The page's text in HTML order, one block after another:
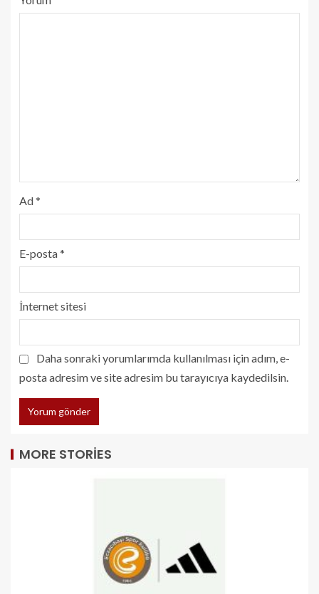
Ad*
E-posta*
İnternet sitesi
Daha sonraki yorumlarımda kullanılması için adım, e-
posta adresim ve site adresim bu tarayıcıya kaydedilsin.
MORE STORIES